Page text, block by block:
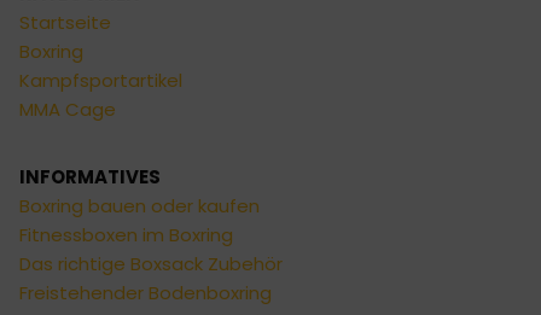
Startseite
Boxring
Kampfsportartikel
MMA Cage
INFORMATIVES
Boxring bauen oder kaufen
Fitnessboxen im Boxring
Das richtige Boxsack Zubehör
Freistehender Bodenboxring